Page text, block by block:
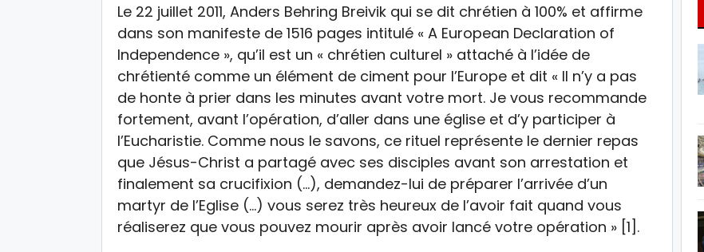
Le 22 juillet 2011, Anders Behring Breivik qui se dit chrétien à 100% et affirme
dans son manifeste de 1516 pages intitulé « A European Declaration of
Independence », qu’il est un « chrétien culturel » attaché à l’idée de
chrétienté comme un élément de ciment pour l’Europe et dit « Il n’y a pas
de honte à prier dans les minutes avant votre mort. Je vous recommande
fortement, avant l’opération, d’aller dans une église et d’y participer à
l’Eucharistie. Comme nous le savons, ce rituel représente le dernier repas
que Jésus-Christ a partagé avec ses disciples avant son arrestation et
finalement sa crucifixion (…), demandez-lui de préparer l’arrivée d’un
martyr de l’Eglise (…) vous serez très heureux de l’avoir fait quand vous
réaliserez que vous pouvez mourir après avoir lancé votre opération » [1].